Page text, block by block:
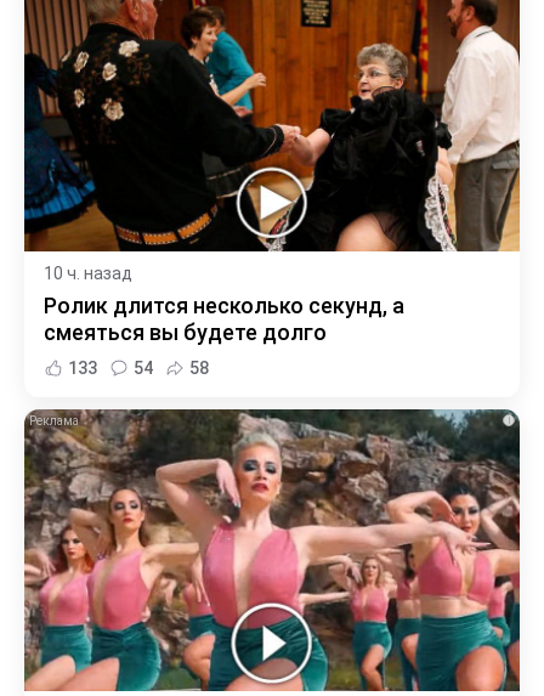
10 ч. назад
Ролик длится несколько секунд, а
смеяться вы будете долго
133 54 58
i